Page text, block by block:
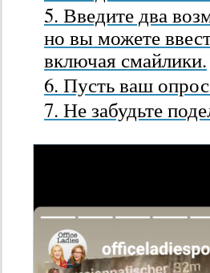
Введите два
но вы можете
включая смайлики.
Пусть ваш опрос
Не забудьте